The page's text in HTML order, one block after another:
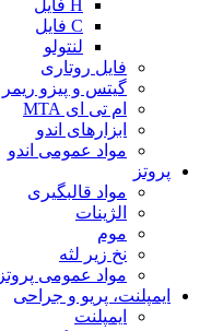
H فایل
C فایل
لنتولو
فایل روتاری
گیتس و پیزو ریمر
ام تی ای MTA
ابزارهای اندو
مواد عمومی اندو
پروتز
مواد قالبگیری
الژینات
موم
نخ زیر لثه
مواد عمومی پروتز
ایمپلنت، پریو و جراحی
ایمپلنت